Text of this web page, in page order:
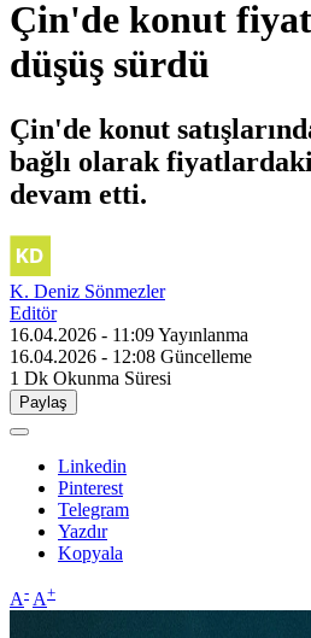
Çin'de konut
düşüş sürdü
Çin'de konut
bağlı olarak
devam etti.
K. Deniz Sönmezler
Editör
16.04.2026 - 11:09Yayınlanma
16.04.2026 - 12:08 Güncelleme
1 Dk Okunma Süresi
Paylaş
Linkedin
Pinterest
Telegram
Yazdır
Kopyala
A- A+